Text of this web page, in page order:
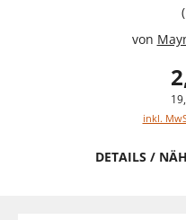
von
inkl.
DETAILS /